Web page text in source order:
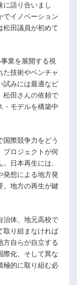
に語り合いまし
でイノベーション
松田議員が初めて
業を展開する視
た技術やベンチャ
試みには最適なビ
松田さんの依頼で
・モデルを構築中
国際競争力をどう
プロジェクトが何
日本再生には、
発想による地方発
。地方の再生が鍵
治体、地元高校で
取り組まなければ
方自らが自立する
際化、そして異な
極的に取り組む必